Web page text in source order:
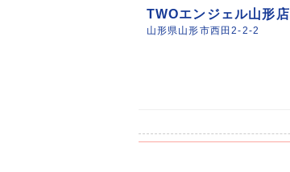
TWOエンジェル山形店
山形県山形市西田2-2-2